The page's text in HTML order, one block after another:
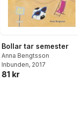
röster:
Bollar tar semester
Anna Bengtsson
Inbunden, 2017
81 kr